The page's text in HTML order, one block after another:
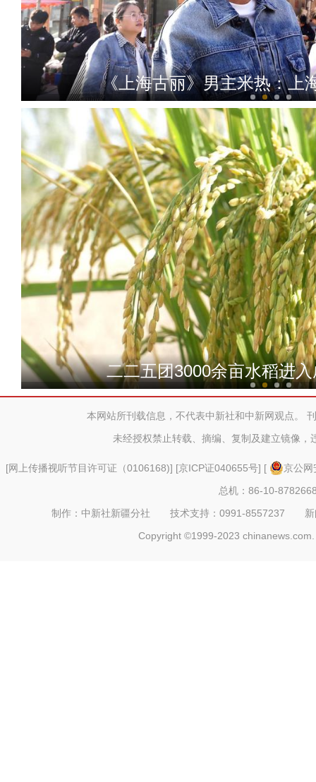
《上海古丽》男主米热：上
新疆昆玉市3000余亩水
二二五团3000余亩水稻进
本网站所刊载信息，不代表中新社和中新网观点。
未经授权禁止转载、摘编、复制及建立镜像，
[网上传播视听节目许可证（0106168)] [京ICP证040655号] [
京公
总机：86-10-
制作：中新社新疆分社 技术支持：0991-8557237
Copyright ©1999-2023